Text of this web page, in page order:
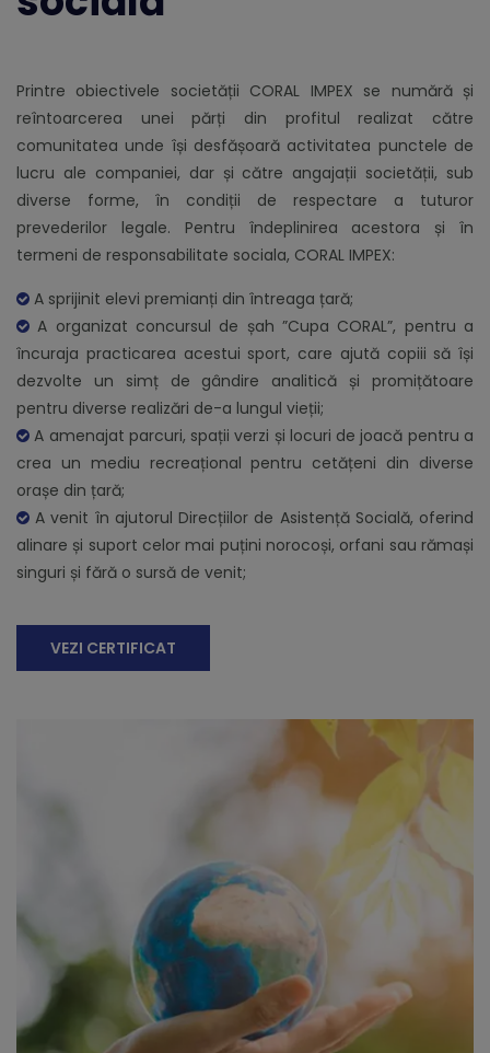
Printre obiectivele societății CORAL IMPEX se numără și
reîntoarcerea unei părți din profitul realizat către
comunitatea unde își desfășoară activitatea punctele de
lucru ale companiei, dar și către angajații societății, sub
diverse forme, în condiții de respectare a tuturor
prevederilor legale. Pentru îndeplinirea acestora și în
termeni de responsabilitate sociala, CORAL IMPEX:
A sprijinit elevi premianți din întreaga țară;
A organizat concursul de șah ”Cupa CORAL”, pentru a
încuraja practicarea acestui sport, care ajută copiii să își
dezvolte un simț de gândire analitică și promițătoare
pentru diverse realizări de-a lungul vieții;
A amenajat parcuri, spații verzi și locuri de joacă pentru a
crea un mediu recreațional pentru cetățeni din diverse
orașe din țară;
A venit în ajutorul Direcțiilor de Asistență Socială, oferind
alinare și suport celor mai puțini norocoși, orfani sau rămași
singuri și fără o sursă de venit;
VEZI CERTIFICAT